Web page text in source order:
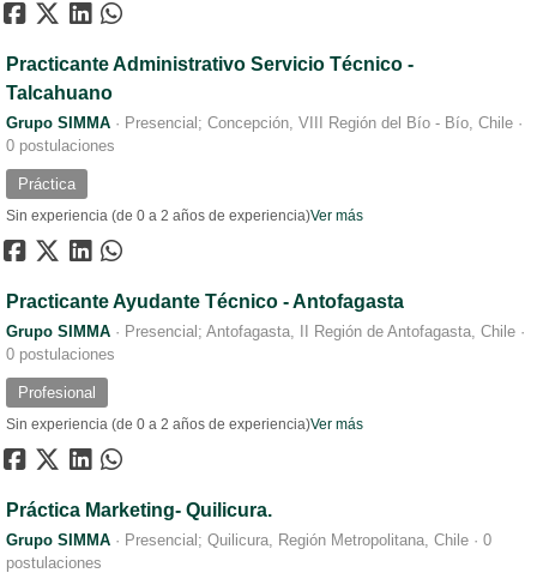
Practicante Administrativo Servicio Técnico -
Talcahuano
Grupo SIMMA · Presencial; Concepción, VIII Región del Bío - Bío, Chile ·
0 postulaciones
Práctica
Sin experiencia (de 0 a 2 años de experiencia)Ver más
Practicante Ayudante Técnico - Antofagasta
Grupo SIMMA · Presencial; Antofagasta, II Región de Antofagasta, Chile ·
0 postulaciones
Profesional
Sin experiencia (de 0 a 2 años de experiencia)Ver más
Práctica Marketing- Quilicura.
Grupo SIMMA · Presencial; Quilicura, Región Metropolitana, Chile · 0
postulaciones